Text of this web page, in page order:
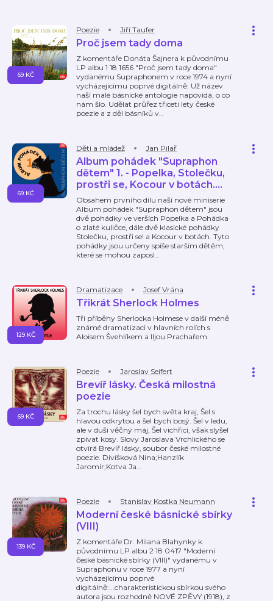
Poezie Jiří Taufer
Proč jsem tady doma
Z komentáře Donáta Šajnera k původnímu
LP albu 1 18 1656 "Proč jsem tady doma"
vydanému Supraphonem v roce 1974 a nyní
vycházejícímu poprvé digitálně: Už název
naší malé básnické antologie napovídá, o co
nám šlo. Udělat průřez třiceti lety české
poezie a z děl básníků v…
69 KČ
Děti a mládež Jan Pilař
Album pohádek "Supraphon
dětem" 1. - Popelka, Stolečku,
prostři se, Kocour v botách....
Obsahem prvního dílu naší nové miniserie
Album pohádek "Supraphon dětem" jsou
dvě pohádky ve verších Popelka a Pohádka
o zlaté kuličce, dále dvě klasické pohádky
Stolečku, prostři se! a Kocour v botách. Tyto
pohádky jsou určeny spíše starším dětěm,
které se mohou zaposl…
69 KČ
Dramatizace Josef Vrána
Třikrát Sherlock Holmes
Tři příběhy Sherlocka Holmese v další méně
známé dramatizaci v hlavních rolích s
Aloisem Švehlíkem a Iljou Prachařem.
129 KČ
Poezie Jaroslav Seifert
Brevíř lásky. Česká milostná
poezie
Za trochu lásky šel bych světa kraj, Šel s
hlavou odkrytou a šel bych bosý. Šel v ledu,
ale v duši věčný máj, Šel vichřicí, však slyšel
zpívat kosy. Slovy Jaroslava Vrchlického se
otvírá Brevíř lásky, soubor české milostné
poezie. Divíšková Nina;Hanzlík
Jaromír;Kotva Ja…
69 KČ
Poezie Stanislav Kostka Neumann
Moderní české básnické sbírky
(VIII)
Z komentáře Dr. Milana Blahynky k
původnímu LP albu 2 18 0417 "Moderní
české básnické sbírky (VIII)" vydanému v
Supraphonu v roce 1977 a nyní
vycházejícímu poprvé
digitálně:...charakteristickou sbírkou svého
autora jsou rozhodně NOVÉ ZPĚVY (1918), z
139 KČ